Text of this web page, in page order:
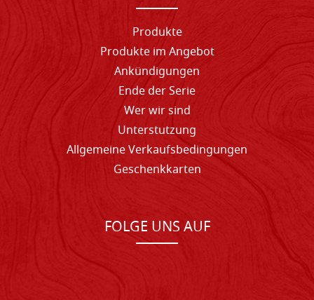
Produkte
Produkte im Angebot
Ankündigungen
Ende der Serie
Wer wir sind
Unterstutzung
Allgemeine Verkaufsbedingungen
Geschenkkarten
FOLGE UNS AUF